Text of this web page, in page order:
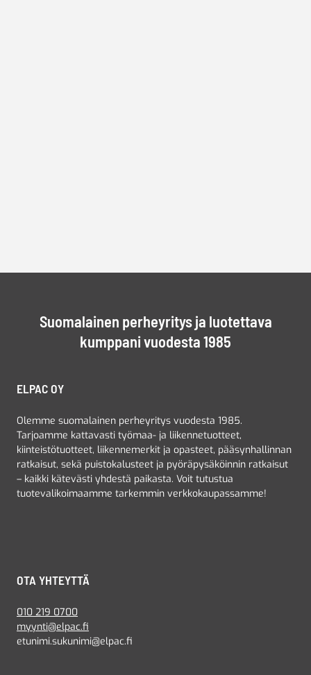
Suomalainen perheyritys ja luotettava
kumppani vuodesta 1985
ELPAC OY
Olemme suomalainen perheyritys vuodesta 1985.
Tarjoamme kattavasti työmaa- ja liikennetuotteet,
kiinteistötuotteet, liikennemerkit ja opasteet, pääsynhallinnan
ratkaisut, sekä puistokalusteet ja pyöräpysäköinnin ratkaisut
– kaikki kätevästi yhdestä paikasta. Voit tutustua
tuotevalikoimaamme tarkemmin verkkokaupassamme!
OTA YHTEYTTÄ
010 219 0700
myynti@elpac.fi
etunimi.sukunimi@elpac.fi